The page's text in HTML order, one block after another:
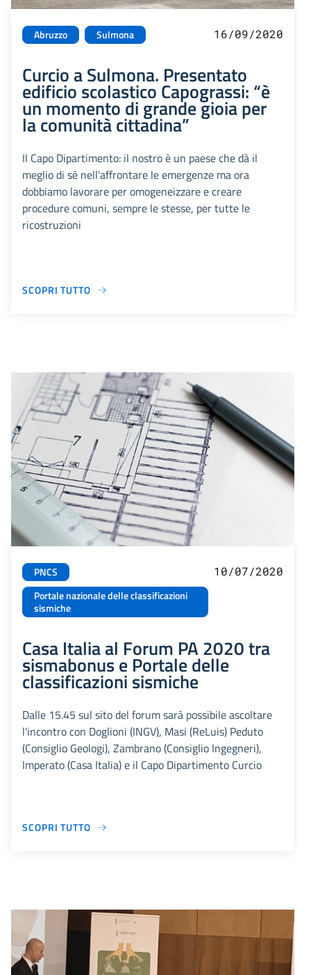
Abruzzo Sulmona 16/09/2020
Curcio a Sulmona. Presentato
edificio scolastico Capograssi: “è
un momento di grande gioia per
la comunità cittadina”
Il Capo Dipartimento: il nostro è un paese che dà il
meglio di sé nell'affrontare le emergenze ma ora
dobbiamo lavorare per omogeneizzare e creare
procedure comuni, sempre le stesse, per tutte le
ricostruzioni
SCOPRI TUTTO
PNCS
Portale nazionale delle classificazioni
sismiche
10/07/2020
Casa Italia al Forum PA 2020 tra
sismabonus e Portale delle
classificazioni sismiche
Dalle 15.45 sul sito del forum sarà possibile ascoltare
l'incontro con Doglioni (INGV), Masi (ReLuis) Peduto
(Consiglio Geologi), Zambrano (Consiglio Ingegneri),
Imperato (Casa Italia) e il Capo Dipartimento Curcio
SCOPRI TUTTO